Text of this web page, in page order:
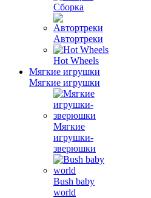
Сборка
Автортреки
Hot Wheels
Мягкие игрушки
Мягкие игрушки
Мягкие
игрушки-
зверюшки
Bush baby
world